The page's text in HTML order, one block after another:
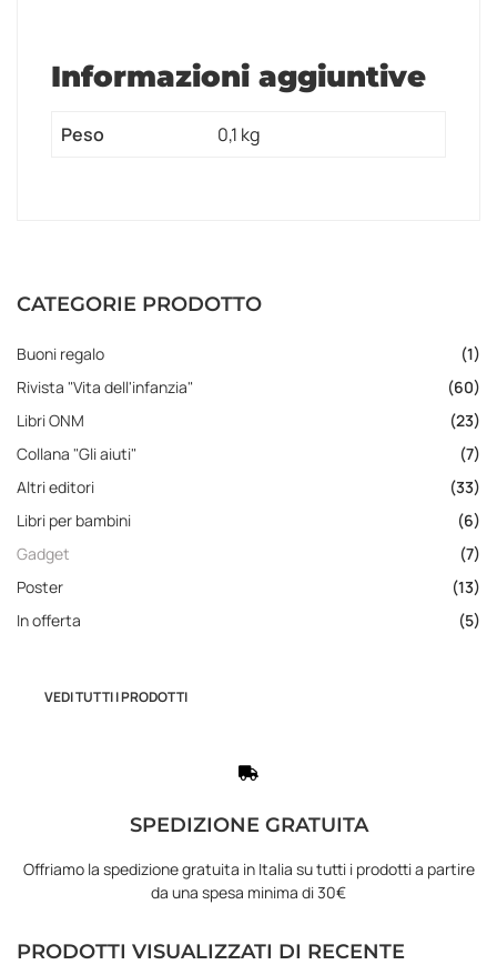
Informazioni aggiuntive
Peso 0,1 kg
CATEGORIE PRODOTTO
Buoni regalo
(1)
Rivista "Vita dell'infanzia"
(60)
Libri ONM
(23)
Collana "Gli aiuti"
(7)
Altri editori
(33)
Libri per bambini
(6)
Gadget
(7)
Poster
(13)
In offerta
(5)
VEDI TUTTI I PRODOTTI
SPEDIZIONE GRATUITA
Offriamo la spedizione gratuita in Italia su tutti i prodotti a partire
da una spesa minima di 30€
PRODOTTI VISUALIZZATI DI RECENTE